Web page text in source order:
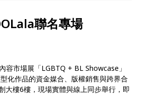
聯名專場
容市場展「LGBTQ + BL Showcase」
化作品的資金媒合、版權銷售與跨界合
大樓6樓，現場實體與線上同步舉行，即